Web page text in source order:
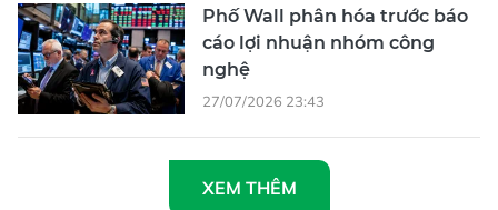
Phố Wall phân hóa trước báo
cáo lợi nhuận nhóm công
nghệ
27/07/2026 23:43
XEM THÊM